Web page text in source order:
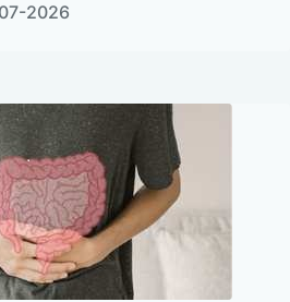
2026